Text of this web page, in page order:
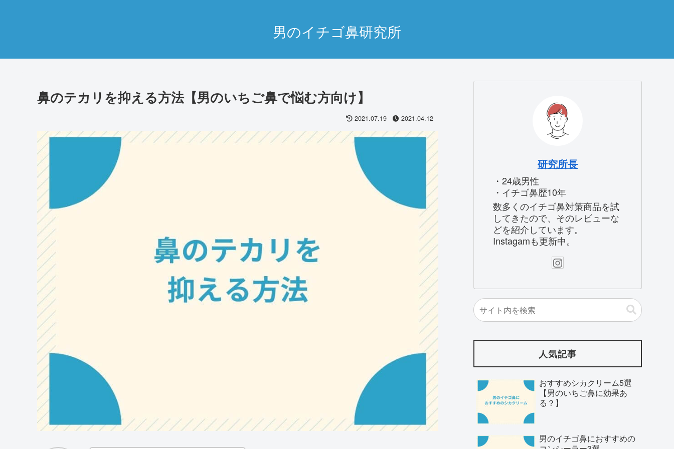
男のイチゴ鼻研究所
鼻のテカリを抑える方法【男のいちご鼻で悩む方向け】
2021.07.19 2021.04.12
研究所長
・24歳男性
・イチゴ鼻歴10年
数多くのイチゴ鼻対策商品を試
してきたので、そのレビューな
どを紹介しています。
Instagamも更新中。
人気記事
おすすめシカクリーム5選
【男のいちご鼻に効果あ
る？】
男のイチゴ鼻におすすめの